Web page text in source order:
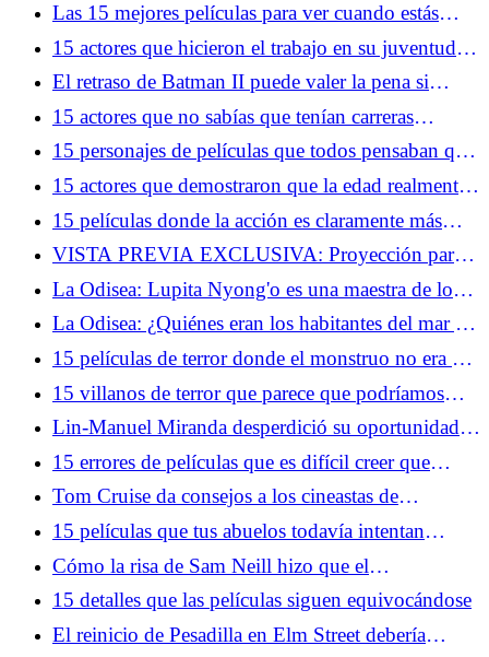
Las 15 mejores películas para ver cuando estás
superando una ruptura
15 actores que hicieron el trabajo en su juventud y
en su vejez
El retraso de Batman II puede valer la pena si
conseguimos una obra maestra
15 actores que no sabías que tenían carreras
completamente diferentes
15 personajes de películas que todos pensaban que
eran los villanos... hasta que crecieron
15 actores que demostraron que la edad realmente
es solo un número
15 películas donde la acción es claramente más
importante que la trama
VISTA PREVIA EXCLUSIVA: Proyección para
fans de la temporada 2 de Dark Matter y obsequio
especial en la Comic-Con de San Diego
La Odisea: Lupita Nyong'o es una maestra de los
roles duales
La Odisea: ¿Quiénes eran los habitantes del mar y
por qué dan tanto miedo?
15 películas de terror donde el monstruo no era el
mayor problema
15 villanos de terror que parece que podríamos
haber combatido nosotros mismos
Lin-Manuel Miranda desperdició su oportunidad
de unirse al MCU, pero está de acuerdo con eso
15 errores de películas que es difícil creer que
hayan llegado al montaje final
Tom Cruise da consejos a los cineastas de
YouTube y Gen-Z
15 películas que tus abuelos todavía intentan
hacerte ver
Cómo la risa de Sam Neill hizo que el
metamomento más aterrador del cine fuera aún más
aterrador
15 detalles que las películas siguen equivocándose
El reinicio de Pesadilla en Elm Street debería